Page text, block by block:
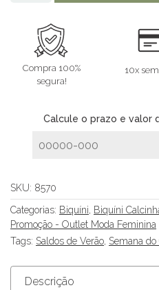
Compra 100%
segura!
10x
Calcule o prazo e valor
SKU: 8570
Categorias: Biquíni, Biquíni
Promoção - Outlet Moda Feminina
Tags: Saldos de Verão, Semana do
Descrição